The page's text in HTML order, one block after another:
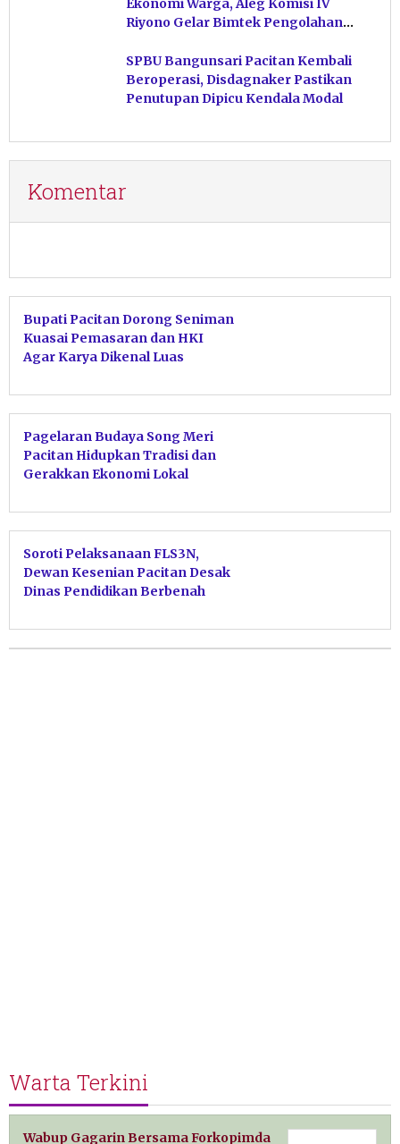
Ekonomi Warga, Aleg Komisi IV
Riyono Gelar Bimtek Pengolahan
SPBU Bangunsari Pacitan Kembali
Beroperasi, Disdagnaker Pastikan
Penutupan Dipicu Kendala Modal
Komentar
Bupati Pacitan Dorong Seniman
Kuasai Pemasaran dan HKI
Agar Karya Dikenal Luas
Pagelaran Budaya Song Meri
Pacitan Hidupkan Tradisi dan
Gerakkan Ekonomi Lokal
Soroti Pelaksanaan FLS3N,
Dewan Kesenian Pacitan Desak
Dinas Pendidikan Berbenah
Warta Terkini
Wabup Gagarin Bersama Forkopimda